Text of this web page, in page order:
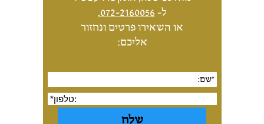
ל- 072-2160056
,
או השאירו פרטים ונחזור
אליכם: